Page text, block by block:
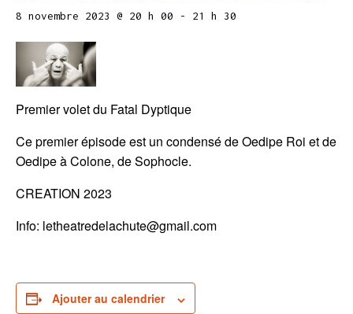
8 novembre 2023 @ 20 h 00 - 21 h 30
Premier volet du Fatal Dyptique
Ce premier épisode est un condensé de Oedipe Roi et de
Oedipe à Colone, de Sophocle.
CREATION 2023
Info: letheatredelachute@gmail.com
Ajouter au calendrier